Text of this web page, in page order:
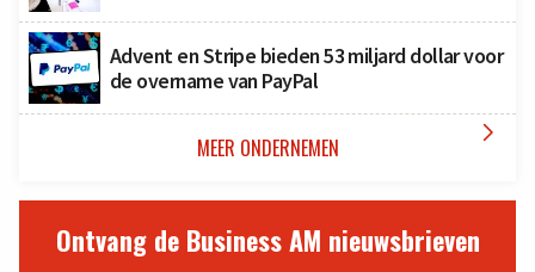
Advent en Stripe bieden 53 miljard dollar voor
de overname van PayPal
MEER ONDERNEMEN 
Ontvang de Business AM nieuwsbrieven